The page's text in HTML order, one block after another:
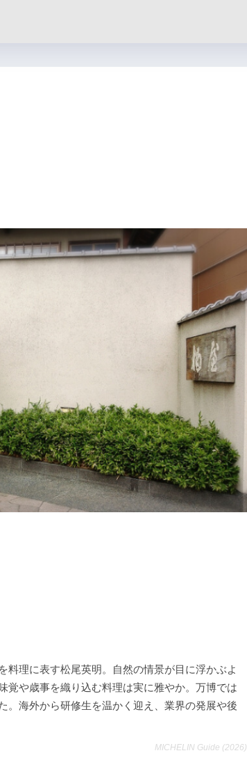
料理に表す松尾英明。自然の情景が目に浮かぶよ
覚や歳事を織り込む料理は実に雅やか。万博では
。海外から研修生を温かく迎え、業界の発展や後
MICHELIN Guide (2026)